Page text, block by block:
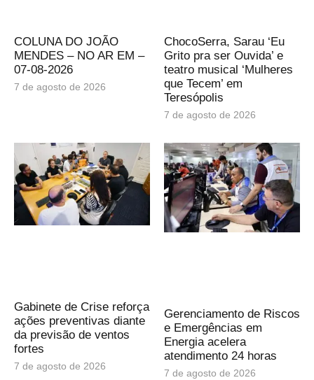
COLUNA DO JOÃO
MENDES – NO AR EM –
07-08-2026
7 de agosto de 2026
ChocoSerra, Sarau ‘Eu
Grito pra ser Ouvida’ e
teatro musical ‘Mulheres
que Tecem’ em
Teresópolis
7 de agosto de 2026
Gabinete de Crise reforça
ações preventivas diante
da previsão de ventos
fortes
7 de agosto de 2026
Gerenciamento de Riscos
e Emergências em
Energia acelera
atendimento 24 horas
7 de agosto de 2026